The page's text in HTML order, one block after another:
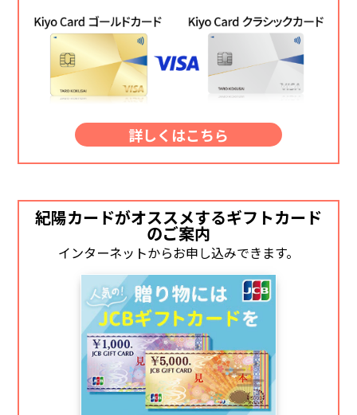
詳しくはこちら
紀陽カードがオススメするギフトカード
のご案内
インターネットからお申し込みできます。